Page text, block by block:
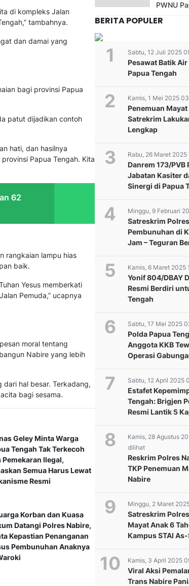
di kompleks Jalan
tambahnya.
dan damai yang
bagi provinsi Papua
patut dijadikan contoh
hati, dan hasilnya
Papua Tengah. Kita
62
rangkaian lampu hias
baik.
Yesus memberkati
Pemuda,” ucapnya
moral tentang
Nabire yang lebih
dari hal besar. Terkadang,
bagi sesama.
Geley Minta Warga
Tengah Tak Terkecoh
Pemekaran Ilegal,
Semua Harus Lewat
Resmi
Korban dan Kuasa
Datangi Polres Nabire,
Kepastian Penanganan
Pembunuhan Anaknya
PWNU
BERITA POPULER
Sabtu, 12 Juli 2025
Pesawat Batik
Papua Tengah
Kamis, 1 Mei 2025
Penemuan
Satrekrim
Lengkap
Rabu, 26 Maret 2025
Danrem 173/PVB
Jabatan Kasiter
Sinergi di Papua
Minggu, 9 Februari
Satreskrim
Pembunuhan di
Jam – Teguran
Kamis, 6 Maret 2025
Yonif 804/DBAY
Resmi Berdiri
Tengah
Sabtu, 17 Mei 2025
Polda Papua
Anggota KKB
Operasi
Sabtu, 12 April 2025
Estafet
Tengah: Brigjen
Resmi Lantik 5
Kamis, 28 Agustus
dilihat
Reskrim Polres
TKP Penemuan
Nabire
Minggu, 2 Maret
Satreskrim
Mayat Anak 6
Kampus STAI
Kamis, 3 April 2025
Viral Aksi
Trans Nabire
Ardi Soroti
Sertijab Wakapolda